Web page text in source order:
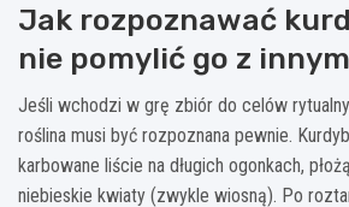
Jak rozpoznawać
nie pomylić go z
Jeśli wchodzi w grę zbiór do celów
roślina musi być rozpoznana pewnie.
karbowane liście na długich ogonkach,
niebieskie kwiaty (zwykle wiosną). Po